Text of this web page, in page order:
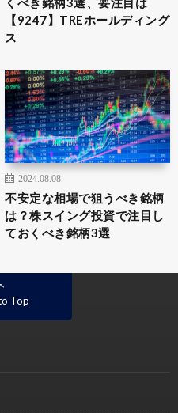
【9247】TREホールディング
ス
2024.08.08
不安定な相場で狙うべき銘柄
は？株スイング投資で注目し
ておくべき銘柄3選
Top